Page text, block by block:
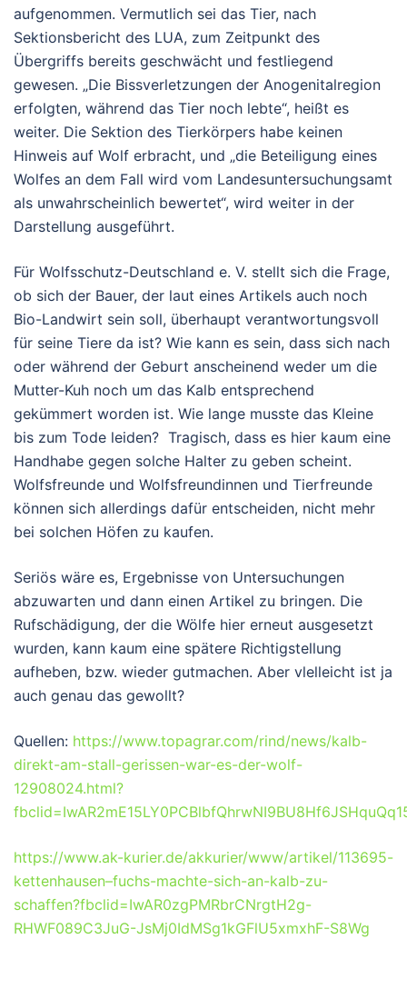
aufgenommen. Vermutlich sei das Tier, nach
Sektionsbericht des LUA, zum Zeitpunkt des
Übergriffs bereits geschwächt und festliegend
gewesen. „Die Bissverletzungen der Anogenitalregion
erfolgten, während das Tier noch lebte“, heißt es
weiter. Die Sektion des Tierkörpers habe keinen
Hinweis auf Wolf erbracht, und „die Beteiligung eines
Wolfes an dem Fall wird vom Landesuntersuchungsamt
als unwahrscheinlich bewertet“, wird weiter in der
Darstellung ausgeführt.
Für Wolfsschutz-Deutschland e. V. stellt sich die Frage,
ob sich der Bauer, der laut eines Artikels auch noch
Bio-Landwirt sein soll, überhaupt verantwortungsvoll
für seine Tiere da ist? Wie kann es sein, dass sich nach
oder während der Geburt anscheinend weder um die
Mutter-Kuh noch um das Kalb entsprechend
gekümmert worden ist. Wie lange musste das Kleine
bis zum Tode leiden? Tragisch, dass es hier kaum eine
Handhabe gegen solche Halter zu geben scheint.
Wolfsfreunde und Wolfsfreundinnen und Tierfreunde
können sich allerdings dafür entscheiden, nicht mehr
bei solchen Höfen zu kaufen.
Seriös wäre es, Ergebnisse von Untersuchungen
abzuwarten und dann einen Artikel zu bringen. Die
Rufschädigung, der die Wölfe hier erneut ausgesetzt
wurden, kann kaum eine spätere Richtigstellung
aufheben, bzw. wieder gutmachen. Aber vlelleicht ist ja
auch genau das gewollt?
Quellen: https://www.topagrar.com/rind/news/kalb-
direkt-am-stall-gerissen-war-es-der-wolf-
12908024.html?
https://www.ak-kurier.de/akkurier/www/artikel/113695-
kettenhausen–fuchs-machte-sich-an-kalb-zu-
schaffen?fbclid=IwAR0zgPMRbrCNrgtH2g-
RHWF089C3JuG-JsMj0IdMSg1kGFlU5xmxhF-S8Wg